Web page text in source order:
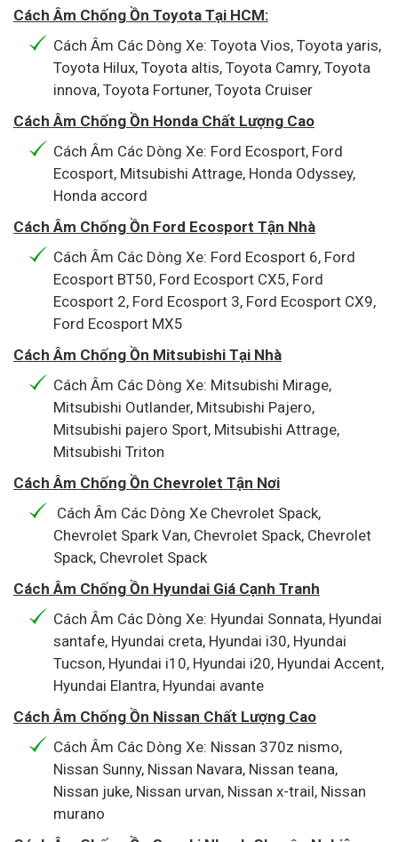
Cách Âm Chống Ồn Toyota Tại HCM:
Cách Âm Các Dòng Xe: Toyota Vios, Toyota yaris,
Toyota Hilux, Toyota altis, Toyota Camry, Toyota
innova, Toyota Fortuner, Toyota Cruiser
Cách Âm Chống Ồn Honda Chất Lượng Cao
Cách Âm Các Dòng Xe: Ford Ecosport, Ford
Ecosport, Mitsubishi Attrage, Honda Odyssey,
Honda accord
Cách Âm Chống Ồn Ford Ecosport Tận Nhà
Cách Âm Các Dòng Xe: Ford Ecosport 6, Ford
Ecosport BT50, Ford Ecosport CX5, Ford
Ecosport 2, Ford Ecosport 3, Ford Ecosport CX9,
Ford Ecosport MX5
Cách Âm Chống Ồn Mitsubishi Tại Nhà
Cách Âm Các Dòng Xe: Mitsubishi Mirage,
Mitsubishi Outlander, Mitsubishi Pajero,
Mitsubishi pajero Sport, Mitsubishi Attrage,
Mitsubishi Triton
Cách Âm Chống Ồn Chevrolet Tận Nơi
Cách Âm Các Dòng Xe Chevrolet Spack,
Chevrolet Spark Van, Chevrolet Spack, Chevrolet
Spack, Chevrolet Spack
Cách Âm Chống Ồn Hyundai Giá Cạnh Tranh
Cách Âm Các Dòng Xe: Hyundai Sonnata, Hyundai
santafe, Hyundai creta, Hyundai i30, Hyundai
Tucson, Hyundai i10, Hyundai i20, Hyundai Accent,
Hyundai Elantra, Hyundai avante
Cách Âm Chống Ồn Nissan Chất Lượng Cao
Cách Âm Các Dòng Xe: Nissan 370z nismo,
Nissan Sunny, Nissan Navara, Nissan teana,
Nissan juke, Nissan urvan, Nissan x-trail, Nissan
murano